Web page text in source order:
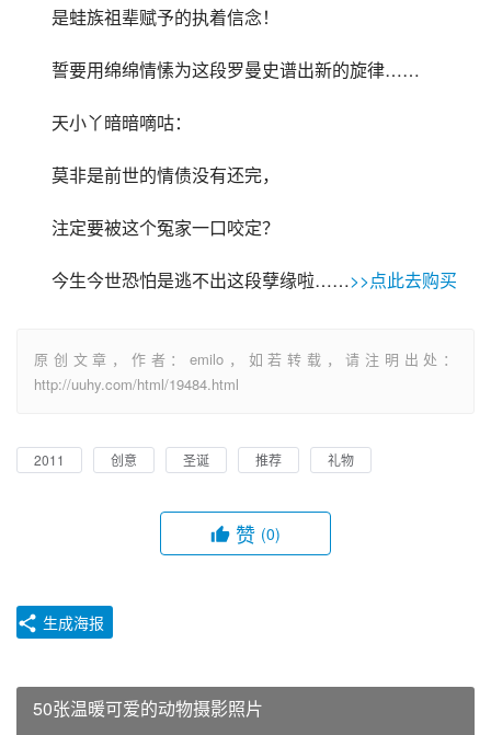
是蛙族祖辈赋予的执着信念！
誓要用绵绵情愫为这段罗曼史谱出新的旋律……
天小丫暗暗嘀咕：
莫非是前世的情债没有还完，
注定要被这个冤家一口咬定？
今生今世恐怕是逃不出这段孽缘啦……>>点此去购买
原创文章，作者：emilo，如若转载，请注明出处：
http://uuhy.com/html/19484.html
2011 创意 圣诞 推荐 礼物
赞 (0)
生成海报
50张温暖可爱的动物摄影照片